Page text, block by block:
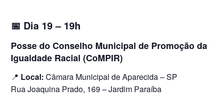
📅 Dia 19 – 19h
Posse do Conselho Municipal de Promoção da
Igualdade Racial (CoMPIR)
📍 Local: Câmara Municipal de Aparecida – SP
Rua Joaquina Prado, 169 – Jardim Paraíba